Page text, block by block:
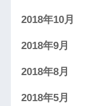
2018年10月
2018年9月
2018年8月
2018年5月